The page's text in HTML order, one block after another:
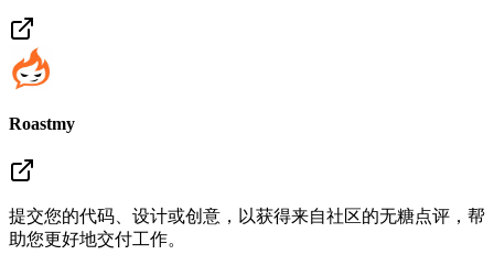
Roastmy
提交您的代码、设计或创意，以获得来自社区的无糖点评，帮
助您更好地交付工作。